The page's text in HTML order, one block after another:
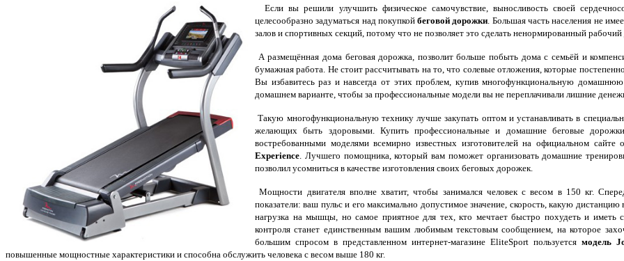
Если вы решили улучшить физическое самочувствие, выносливость своей
целесообразно задуматься над покупкойбеговой дорожки. Большая часть населения не
залов и спортивных секций, потому что не позволяет это сделать ненормированный рабочий
А размещённая дома беговая дорожка, позволит больше побыть дома с семьёй и
бумажная работа. Не стоит рассчитывать на то, что солевые отложения, которые
Вы избавитесь раз и навсегда от этих проблем, купив многофункциональную
домашнем варианте, чтобы за профессиональные модели вы не переплачивали лишние
Такую многофункциональную технику лучше закупать оптом и устанавливать в
желающих быть здоровыми. Купить профессиональные и домашние беговые
востребованными моделями всемирно известных изготовителей на официальном сайте
Experience. Лучшего помощника, который вам поможет организовать домашние
позволил усомниться в качестве изготовления своих беговых дорожек.
Мощности двигателя вполне хватит, чтобы занимался человек с весом в 150 кг.
показатели: ваш пульс и его максимально допустимое значение, скорость, какую
нагрузка на мышцы, но самое приятное для тех, кто мечтает быстро похудеть и иметь
контроля станет единственным вашим любимым текстовым сообщением, на которое
большим спросом в представленном интернет-магазине EliteSport пользуется модель
повышенные мощностные характеристики и способна обслужить человека с весом выше 180 кг.